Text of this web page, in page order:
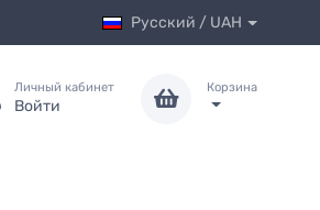
Русский / UAH
Личный кабинет
Войти
Корзина